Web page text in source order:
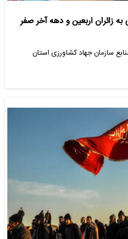
زائران اربعین و دهه آخر صفر
سازمان جهاد کشاورزی استان